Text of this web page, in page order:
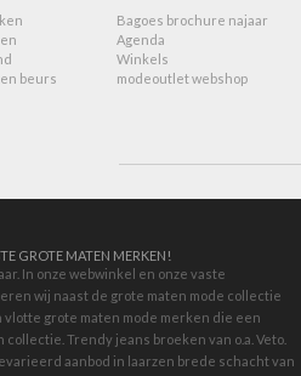
beurs
Bagoes brochure najaar
Agenda
Winkels
modeoutlet webshop
GROTE MATEN MERKEN!
In onze webwinkel en onze vaste
wij naast de grote maten mode collectie
grote maten mode merken die een
Trendy jeans broeken van o.a. Veto.
aanbod in laarzen brede schachtvan